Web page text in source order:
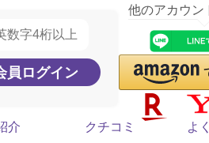
他のアカウン
介 クチコミ よ